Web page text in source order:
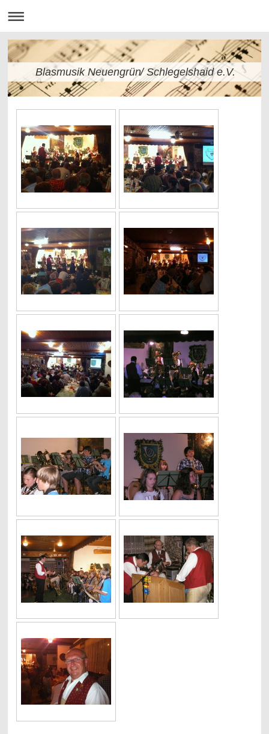
Blasmusik Neuengrün/ Schlegelshaid e.V.